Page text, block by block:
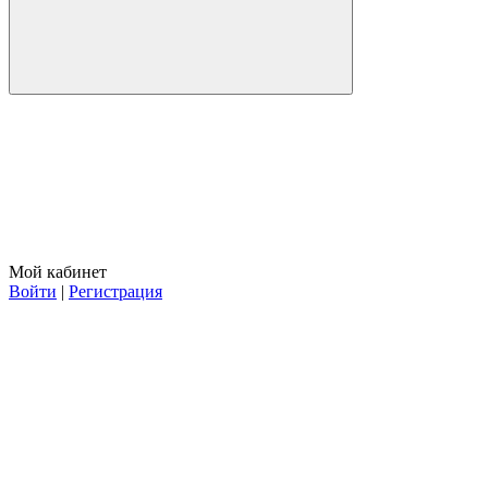
Мой кабинет
Войти | Регистрация